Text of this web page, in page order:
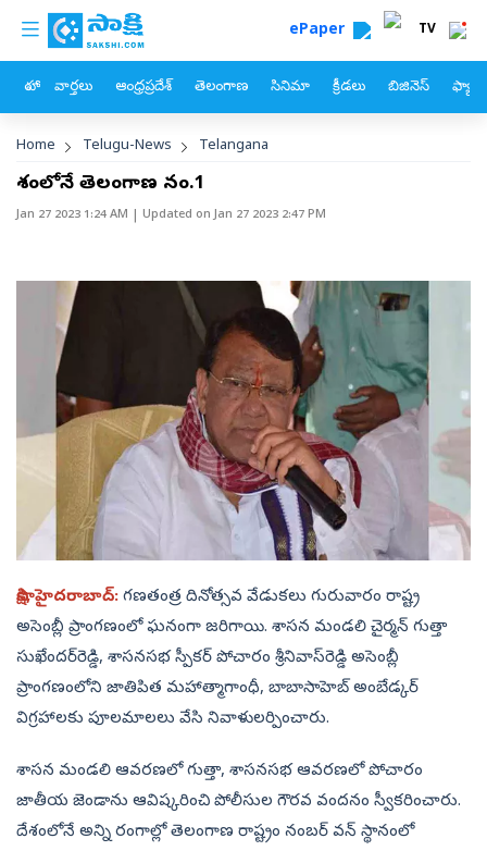
Skip to main content
custom menu ePaper TV
హోం వార్తలు ఆంధ్రప్రదేశ్ తెలంగాణ సినిమా క్రీడలు బిజినెస్
Breadcrumb
Home Telugu-News Telangana
దేశంలోనే తెలంగాణ నం.1
Jan 27 2023 1:24 AM | Updated onJan 27 2023 2:47 PM
సాక్షి, హైదరాబాద్‌: గణతంత్ర దినోత్సవ వేడుకలు గురువారం రాష్ట్ర
అసెంబ్లీ ప్రాంగణంలో ఘనంగా జరిగాయి. శాసన మండలి చైర్మన్‌ గుత్తా
సుఖేందర్‌రెడ్డి, శాసనసభ స్పీకర్‌ పోచారం శ్రీనివాస్‌రెడ్డి అసెంబ్లీ
ప్రాంగణంలోని జాతిపిత మహాత్మాగాంధీ, బాబాసాహెబ్‌ అంబేడ్కర్‌
విగ్రహాలకు పూలమాలలు వేసి నివాళులర్పించారు.
శాసన మండలి ఆవరణలో గుత్తా, శాసనసభ ఆవరణలో పోచారం
జాతీయ జెండాను ఆవిష్కరించి పోలీసుల గౌరవ వందనం స్వీకరించారు.
దేశంలోనే అన్ని రంగాల్లో తెలంగాణ రాష్ట్రం నంబర్‌ వన్‌ స్థానంలో